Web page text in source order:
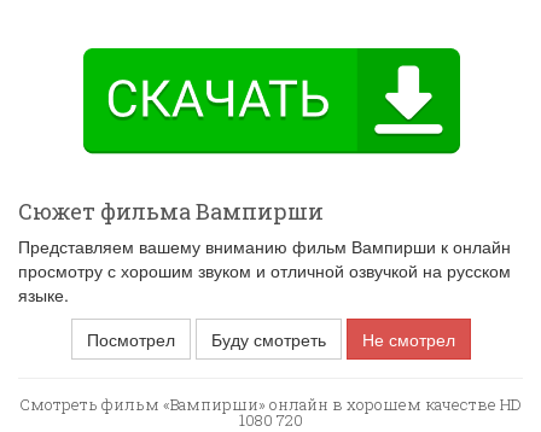
Сюжет фильма Вампирши
Представляем вашему вниманию фильм Вампирши к онлайн
просмотру с хорошим звуком и отличной озвучкой на русском
языке.
Посмотрел
Буду смотреть Не смотрел
Смотреть фильм «Вампирши» онлайн в хорошем качестве HD
1080 720